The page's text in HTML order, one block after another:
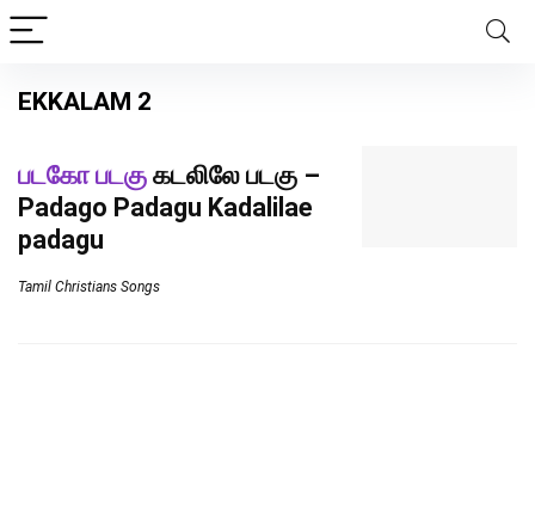
EKKALAM 2
படகோ படகு கடலிலே படகு –
Padago Padagu Kadalilae
padagu
Tamil Christians Songs